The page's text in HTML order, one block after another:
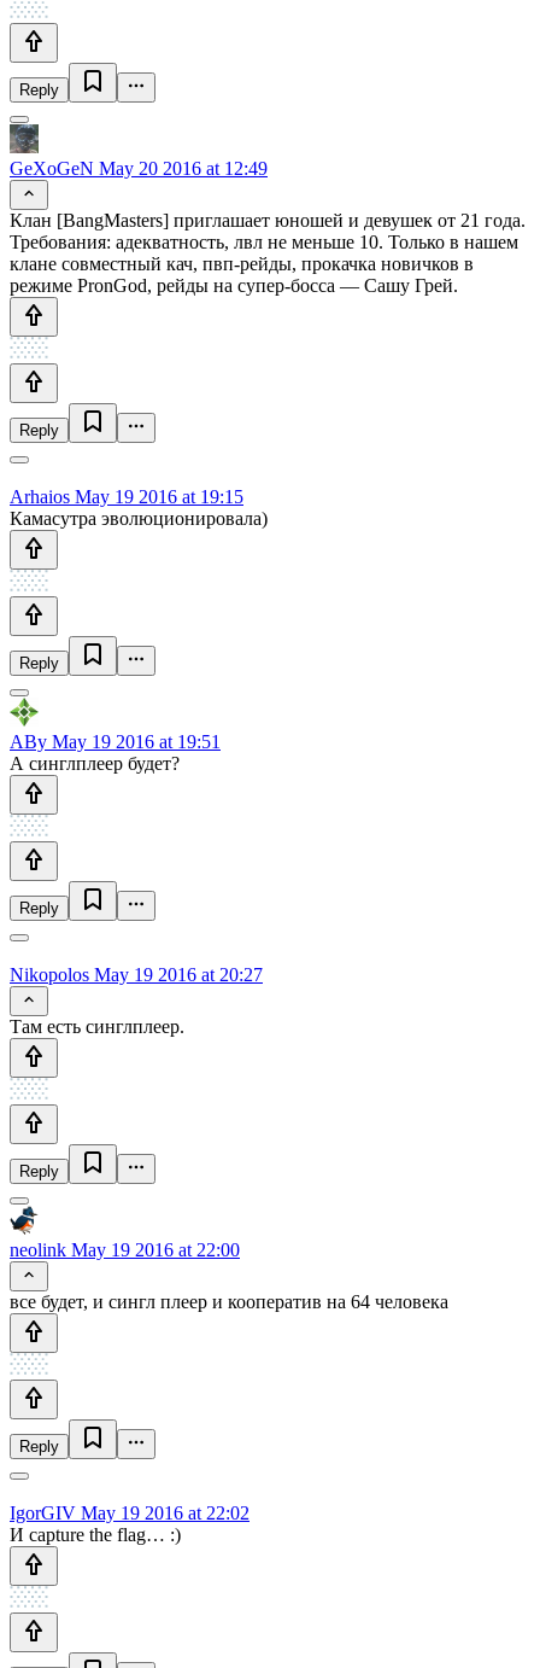
Reply
GeXoGeN May 20 2016 at 12:49
Клан [BangMasters] приглашает юношей и девушек от 21 года.
Требования: адекватность, лвл не меньше 10. Только в нашем
клане совместный кач, пвп-рейды, прокачка новичков в
режиме PronGod, рейды на супер-босса — Сашу Грей.
Reply
Arhaios May 19 2016 at 19:15
Камасутра эволюционировала)
Reply
ABy May 19 2016 at 19:51
А синглплеер будет?
Reply
Nikopolos May 19 2016 at 20:27
Там есть синглплеер.
Reply
neolink May 19 2016 at 22:00
все будет, и сингл плеер и кооператив на 64 человека
Reply
IgorGIV May 19 2016 at 22:02
И capture the flag… :)